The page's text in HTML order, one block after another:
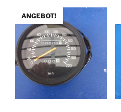
ANGEBOT!